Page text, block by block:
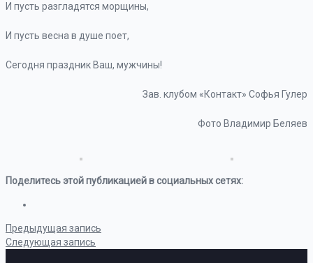
И пусть разгладятся морщины,
И пусть весна в душе поет,
Сегодня праздник Ваш, мужчины!
Зав. клубом «Контакт» Софья Гулер
Фото Владимир Беляев
Поделитесь этой публикацией в социальных сетях:
Предыдущая запись
Следующая запись